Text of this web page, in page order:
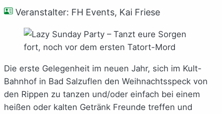
Veranstalter: FH Events, Kai Friese
Die erste Gelegenheit im neuen Jahr, sich im Kult-
Bahnhof in Bad Salzuflen den Weihnachtsspeck von
den Rippen zu tanzen und/oder einfach bei einem
heißen oder kalten Getränk Freunde treffen und